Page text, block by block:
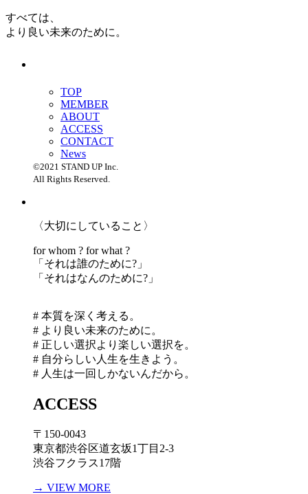
すべては、
より良い未来のために。
TOP
MEMBER
ABOUT
ACCESS
CONTACT
News
©2021 STAND UP Inc.
All Rights Reserved.
〈大切にしていること〉
for whom ? for what ?
「 それは誰のために?」
「 それはなんのために?」
# 本質を深く考える。
# より良い未来のために。
# 正しい選択より楽しい選択を。
# 自分らしい人生を生きよう。
# 人生は一回しかないんだから。
ACCESS
〒150-0043
東京都渋谷区道玄坂1丁目2-3
渋谷フクラス17階
→ VIEW MORE